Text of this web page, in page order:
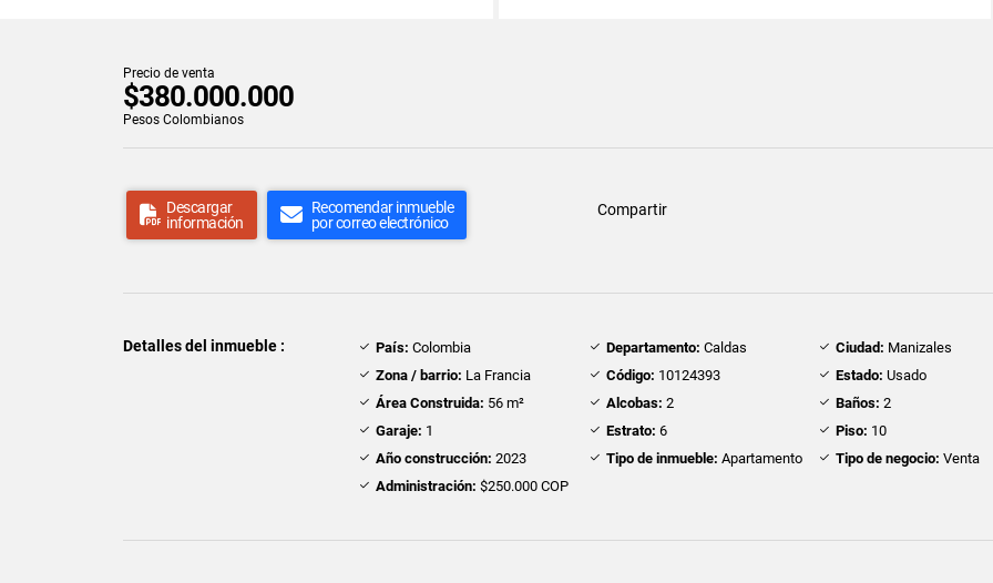
Precio de venta
$380.000.000
Pesos Colombianos
Descargar
información
Recomendar inmueble
por correo electrónico
Compartir
Detalles del inmueble : País: Colombia Departamento: Caldas Ciudad: Manizales
Zona / barrio: La Francia Código: 10124393 Estado: Usado
Área Construida: 56 m² Alcobas: 2 Baños: 2
Garaje: 1 Estrato: 6 Piso: 10
Año construcción: 2023 Tipo de inmueble: Apartamento Tipo de negocio: Venta
Administración: $250.000 COP